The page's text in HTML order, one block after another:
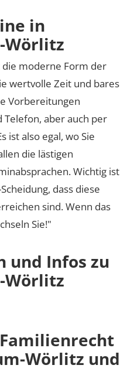
in
Wörlitz
die moderne Form der
wertvolle Zeit und bares
Vorbereitungen
aber auch per
ist also egal, wo Sie
die lästigen
Wichtig ist
dass diese
sind. Wenn das
Sie!"
und Infos zu
Wörlitz
Wörlitz und